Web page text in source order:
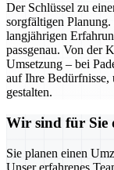
Der Schlüssel zu
sorgfältigen
langjährigen
passgenau. Von der
Umsetzung – bei
auf Ihre Bedürfnisse,
gestalten.
Wir sind für Sie
Sie planen einen
Unser erfahrenes